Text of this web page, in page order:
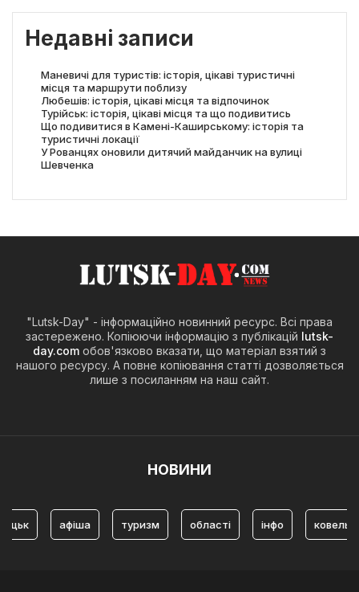
Недавні записи
Маневичі для туристів: історія, цікаві туристичні
місця та маршрути поблизу
Любешів: історія, цікаві місця та відпочинок
Турійськ: історія, цікаві місця та що подивитись
Що подивитися в Камені-Каширському: історія та
туристичні локації
У Рованцях оновили дитячий майданчик на вулиці
Шевченка
"Lutsk-Day" - інформаційно новинний ресурс. Всі права
застережено. Копіюючи інформацію з публікацій lutsk-
day.com обов'язково вказати, що матеріал взятий з
нашого ресурсу. А повне копіювання статті дозволяється
лише з посиланням на наш сайт.
НОВИНИ
афіша туризм області ковель